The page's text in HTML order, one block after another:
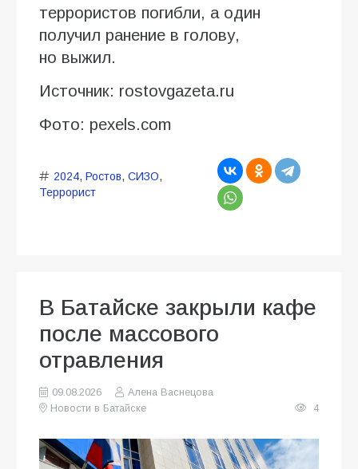
террористов погибли, а один
получил ранение в голову,
но выжил.
Источник: rostovgazeta.ru
Фото: pexels.com
2024, Ростов, СИЗО,
Террорист
В Батайске закрыли кафе
после массового
отравления
09.08.2026
Алена Васнецова
Новости в Батайске
4